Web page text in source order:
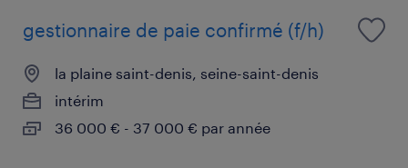
gestionnaire de paie confirmé (f/h)
la plaine saint-denis, seine-saint-denis
intérim
36 000 € - 37 000 € par année